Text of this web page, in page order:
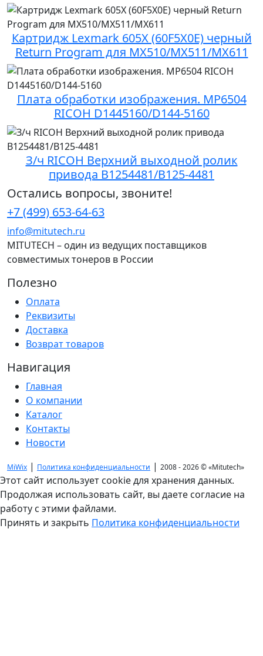
Картридж Lexmark 605X (60F5X0E) черный
Return Program для MX510/MX511/MX611
Плата обработки изображения. MP6504
RICOH D1445160/D144-5160
З/ч RICOH Верхний выходной ролик
привода B1254481/B125-4481
Остались вопросы, звоните!
+7 (499) 653-64-63
info@mitutech.ru
MITUTECH – один из ведущих поставщиков
совместимых тонеров в России
Полезно
Оплата
Реквизиты
Доставка
Возврат товаров
Навигация
Главная
О компании
Каталог
Контакты
Новости
MiWix | Политика конфиденциальности | 2008 - 2026 ©«Mitutech»
Этот сайт использует cookie для хранения данных.
Продолжая использовать сайт, вы даете согласие на
работу с этими файлами.
Принять и закрыть Политика конфиденциальности